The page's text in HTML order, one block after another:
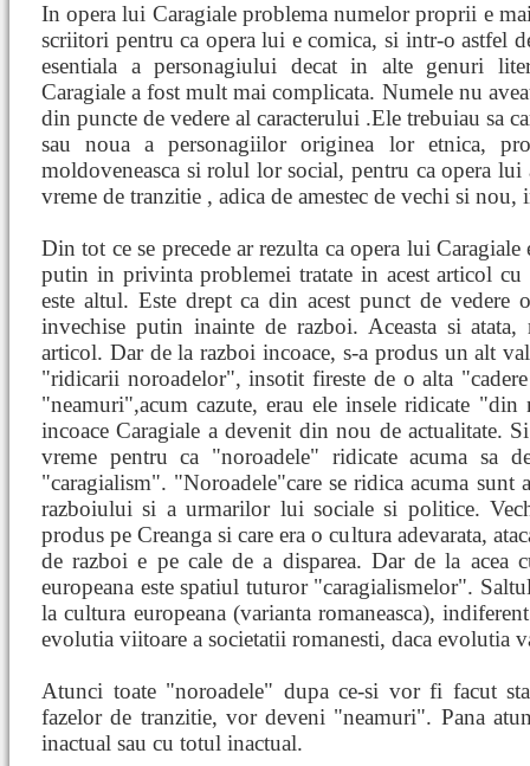
In opera lui Caragiale problema numelor proprii e
scriitori pentru ca opera lui e comica, si intr-o astfel
esentiala a personagiului decat in alte genuri
Caragiale a fost mult mai complicata. Numele nu
din puncte de vedere al caracterului .Ele trebuiau sa
sau noua a personagiilor originea lor etnica,
moldoveneasca si rolul lor social, pentru ca opera
vreme de tranzitie , adica de amestec de vechi si nou,
Din tot ce se precede ar rezulta ca opera lui
putin in privinta problemei tratate in acest articol
este altul. Este drept ca din acest punct de vedere
invechise putin inainte de razboi. Aceasta si
articol. Dar de la razboi incoace, s-a produs un alt
"ridicarii noroadelor", insotit fireste de o alta
"neamuri",acum cazute, erau ele insele ridicate
incoace Caragiale a devenit din nou de actualitate.
vreme pentru ca "noroadele" ridicate acuma sa
"caragialism". "Noroadele"care se ridica acuma sunt
razboiului si a urmarilor lui sociale si politice.
produs pe Creanga si care era o cultura adevarata,
de razboi e pe cale de a disparea. Dar de la acea
europeana este spatiul tuturor "caragialismelor".
la cultura europeana (varianta romaneasca),
evolutia viitoare a societatii romanesti, daca evolutia
Atunci toate "noroadele" dupa ce-si vor fi facut
fazelor de tranzitie, vor deveni "neamuri". Pana
inactual sau cu totul inactual.